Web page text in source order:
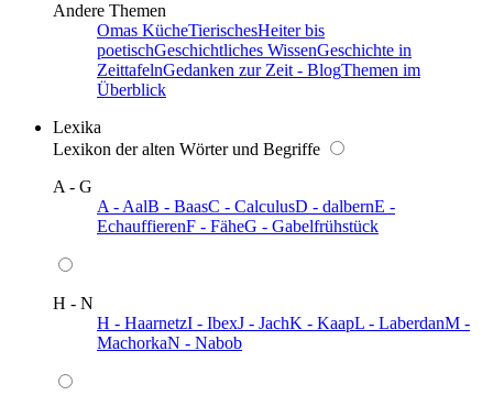
Andere Themen
Omas KücheTierischesHeiter bis
poetischGeschichtliches WissenGeschichte in
ZeittafelnGedanken zur Zeit - BlogThemen im
Überblick
Lexika
Lexikon der alten Wörter und Begriffe
A - G
A - AalB - BaasC - CalculusD - dalbernE -
EchauffierenF - FäheG - Gabelfrühstück
H - N
H - HaarnetzI - IbexJ - JachK - KaapL - LaberdanM -
MachorkaN - Nabob